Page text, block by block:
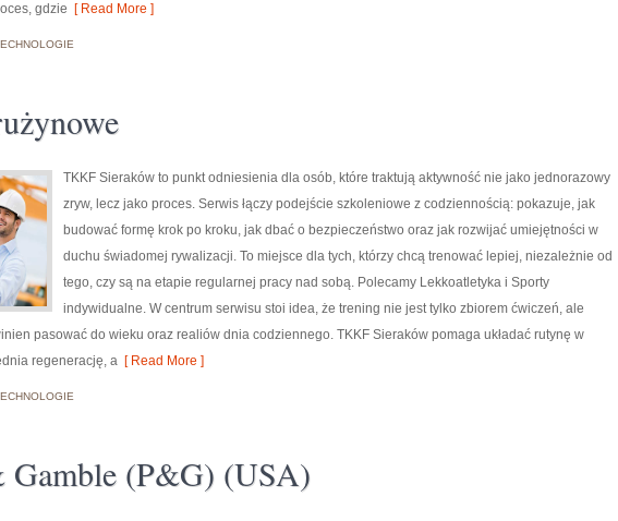
gdzie [ Read More ]
TKKF Sieraków to punkt odniesienia dla osób, które traktują aktywność nie jako jednorazowy
zryw, lecz jako proces. Serwis łączy podejście szkoleniowe z codziennością: pokazuje, jak
budować formę krok po kroku, jak dbać o bezpieczeństwo oraz jak rozwijać umiejętności w
duchu świadomej rywalizacji. To miejsce dla tych, którzy chcą trenować lepiej, niezależnie od
tego, czy są na etapie regularnej pracy nad sobą. Polecamy Lekkoatletyka i Sporty
indywidualne. W centrum serwisu stoi idea, że trening nie jest tylko zbiorem ćwiczeń, ale
pasować do wieku oraz realiów dnia codziennego. TKKF Sieraków pomaga układać rutynę w
regenerację, a [ Read More ]
Gamble (P&G) (USA)